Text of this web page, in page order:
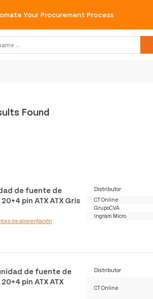
Automate Your Procureme
Found
de fuente de
pin ATX ATX Gris
de alimentación
Distributor
CT Online
GrupoCVA
Ingram Micro
de fuente de
pin ATX ATX
Distributor
CT Online